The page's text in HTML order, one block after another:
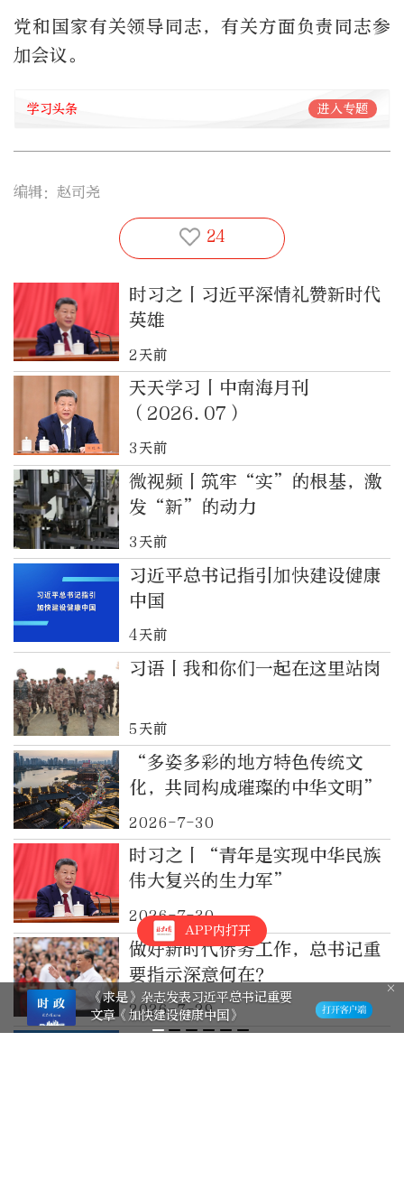
党和国家有关领导同志，有关方面负责同志参
加会议。
学习头条 进入专题
编辑：赵司尧
24
时习之丨习近平深情礼赞新时代
英雄
2天前
天天学习丨中南海月刊
（2026.07）
3天前
微视频丨筑牢“实”的根基，激
发“新”的动力
3天前
习近平总书记指引加快建设健康
中国
4天前
习语丨我和你们一起在这里站岗
5天前
“多姿多彩的地方特色传统文
化，共同构成璀璨的中华文明”
2026-7-30
时习之丨“青年是实现中华民族
伟大复兴的生力军”
2026-7-30
做好新时代侨务工作，总书记重
要指示深意何在？
2026-7-29
APP内打开
《求是》杂志发表习近平总书记重要
文章《加快建设健康中国》